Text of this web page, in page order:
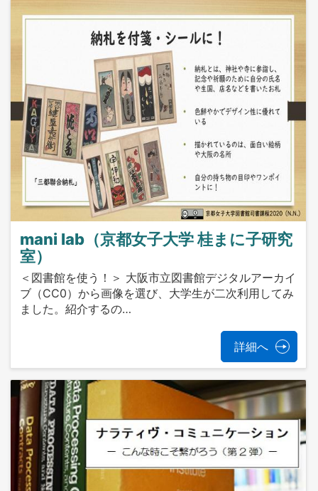
mani lab（京都女子大学 桂まに子研究
室）
＜図書館を使う！＞ 大阪市立図書館デジタルアーカイ
ブ（CC0）から画像を選び、大学生が二次利用してみ
ました。紹介するの…
詳細へ